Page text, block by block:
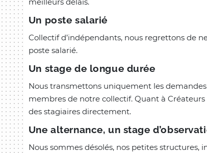
Un poste salarié
Collectif d’indépendants, nous regrettons de
poste salarié.
Un stage de longue durée
Nous transmettons uniquement les
membres de notre collectif. Quant à
des stagiaires directement.
Une alternance, un stage
Nous sommes désolés, nos petites structures,